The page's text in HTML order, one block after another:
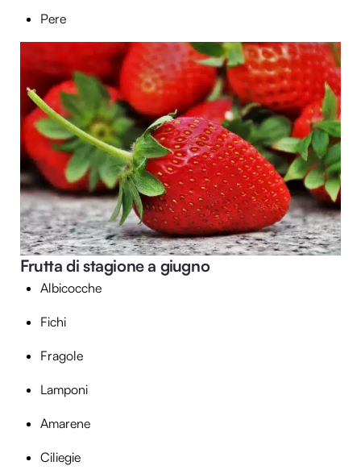
Pere
Frutta di stagione a giugno
Albicocche
Fichi
Fragole
Lamponi
Amarene
Ciliegie